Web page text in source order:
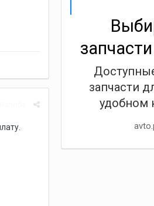
запчасти
удобном